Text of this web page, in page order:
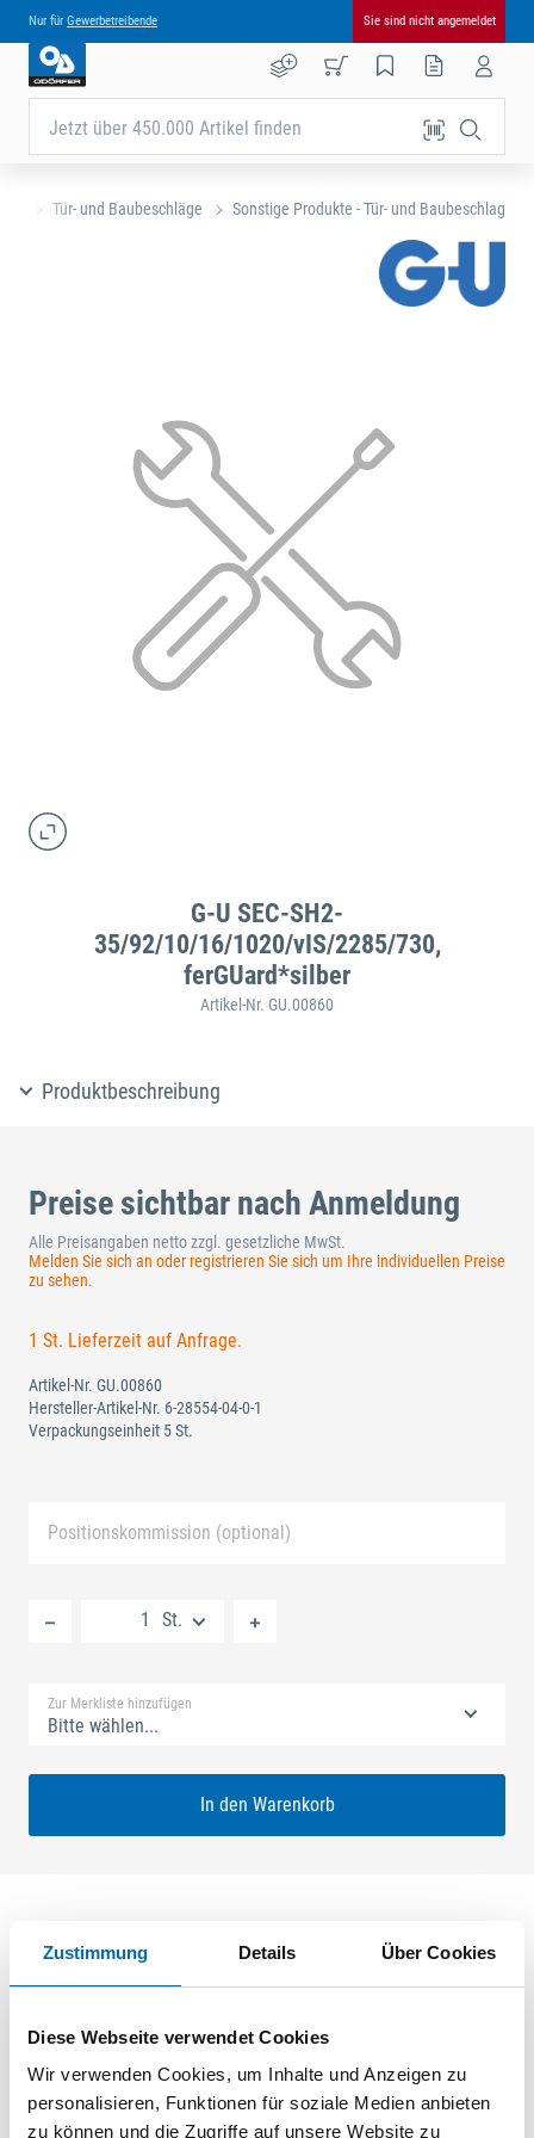
Zustimmung Details Über Cookies
Diese Webseite verwendet Cookies
Wir verwenden Cookies, um Inhalte und Anzeigen zu
personalisieren, Funktionen für soziale Medien anbieten
zu können und die Zugriffe auf unsere Website zu
Nur für Gewerbetreibende Sie sind nicht angemeldet
Jetzt über 450.000 Artikel finden
Tür- und Baubeschläge Sonstige Produkte - Tür- und Baubeschlag
G-U SEC-SH2-
35/92/10/16/1020/vIS/2285/730,
ferGUard*silber
Artikel-Nr. GU.00860
Produktbeschreibung
Preise sichtbar nach Anmeldung
Alle Preisangaben netto zzgl. gesetzliche MwSt.
Melden Sie sich an oder registrieren Sie sich um Ihre individuellen Preise
zu sehen.
1 St. Lieferzeit auf Anfrage.
Artikel-Nr. GU.00860
Hersteller-Artikel-Nr. 6-28554-04-0-1
Verpackungseinheit 5 St.
Positionskommission (optional)
St.
Zur Merkliste hinzufügen
Bitte wählen...
In den Warenkorb
Produktbeschreibung
Flachstulp 16x2,5mm L:2285,0mm Eckig Maße: A1 730,0mm
B1 760,0mm Für Sperrbügel vorgerichtet ferGUard*silber